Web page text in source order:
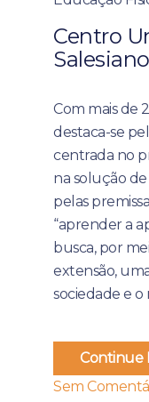
Centro
Com mais de
destaca-se
centrada no
na solução
pelas
“aprender a
busca, por
extensão,
sociedade e o
Continue
Sem